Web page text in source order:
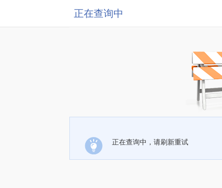
正在查询中
正在查询中，请刷新重试